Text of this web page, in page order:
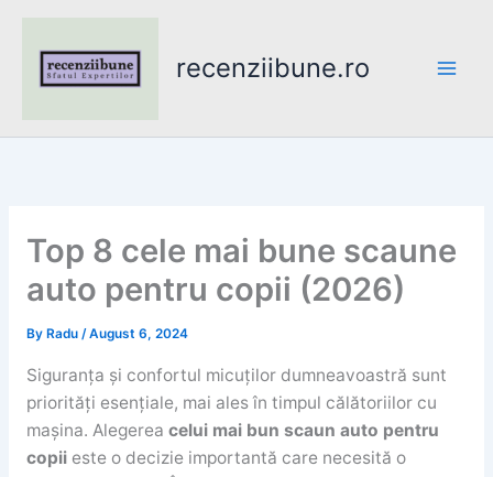
content
recenziibune.ro
Top 8 cele mai bune scaune
auto pentru copii (2026)
By Radu /August 6, 2024
Siguranța și confortul micuților dumneavoastră sunt
priorități esențiale, mai ales în timpul călătoriilor cu
mașina. Alegerea celui mai bun scaun auto pentru
copii este o decizie importantă care necesită o